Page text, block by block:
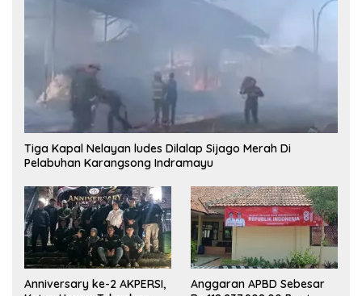
Tiga Kapal Nelayan ludes Dilalap Sijago Merah Di
Pelabuhan Karangsong Indramayu
Anniversary ke-2 AKPERSI,
Anggaran APBD Sebesar